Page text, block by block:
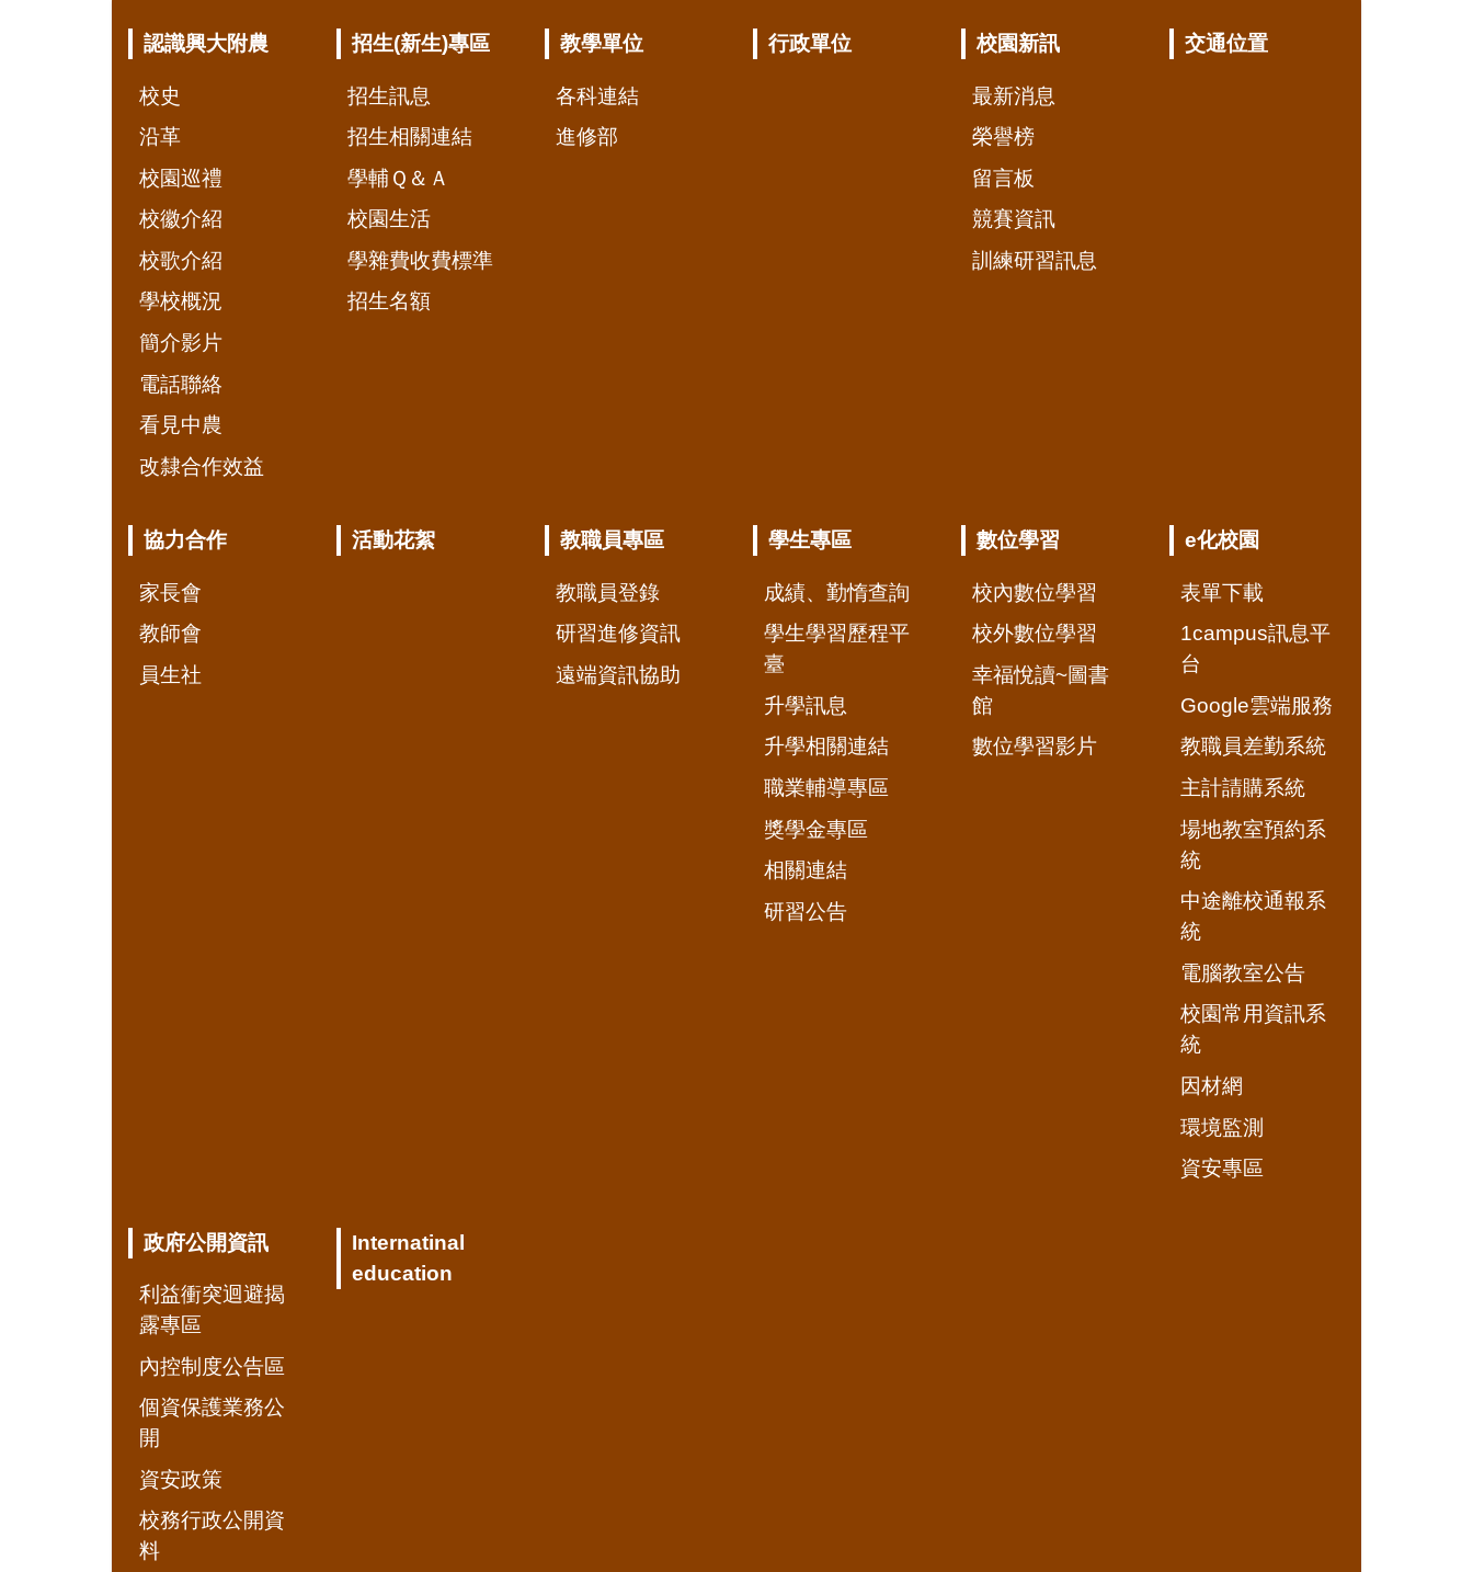
認識興大附農
校史
沿革
校園巡禮
校徽介紹
校歌介紹
學校概況
簡介影片
電話聯絡
看見中農
改隸合作效益
招生(新生)專區
招生訊息
招生相關連結
學輔Ｑ＆Ａ
校園生活
學雜費收費標準
招生名額
教學單位
各科連結
進修部
行政單位 校園新訊
最新消息
榮譽榜
留言板
競賽資訊
訓練研習訊息
交通位置
協力合作
家長會
教師會
員生社
活動花絮 教職員專區
教職員登錄
研習進修資訊
遠端資訊協助
學生專區
成績、勤惰查詢
學生學習歷程平
臺
升學訊息
升學相關連結
職業輔導專區
獎學金專區
相關連結
研習公告
數位學習
校內數位學習
校外數位學習
幸福悅讀~圖書
館
數位學習影片
e化校園
表單下載
1campus訊息平
台
Google雲端服務
教職員差勤系統
主計請購系統
場地教室預約系
統
中途離校通報系
統
電腦教室公告
校園常用資訊系
統
因材網
環境監測
資安專區
政府公開資訊
利益衝突迴避揭
露專區
內控制度公告區
個資保護業務公
開
資安政策
校務行政公開資
料
Internatinal
education